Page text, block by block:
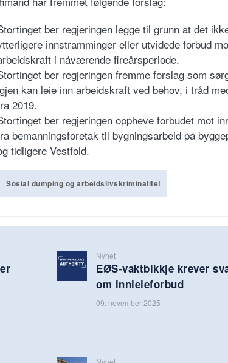
ber regjeringen legge til grunn at det
innstramminger eller utvidede forbud
i nåværende fireårsperiode.
ber regjeringen fremme forslag som
kan leie inn arbeidskraft ved behov, i tråd
2019.
ber regjeringen oppheve forbudet mot
bemanningsforetak til bygningsarbeid på
tidligere Vestfold.
Sosial dumping og arbeidslivskriminalitet
Nyhet
EØS-vaktbikkje krever
om innleieforbud
09. november 2025